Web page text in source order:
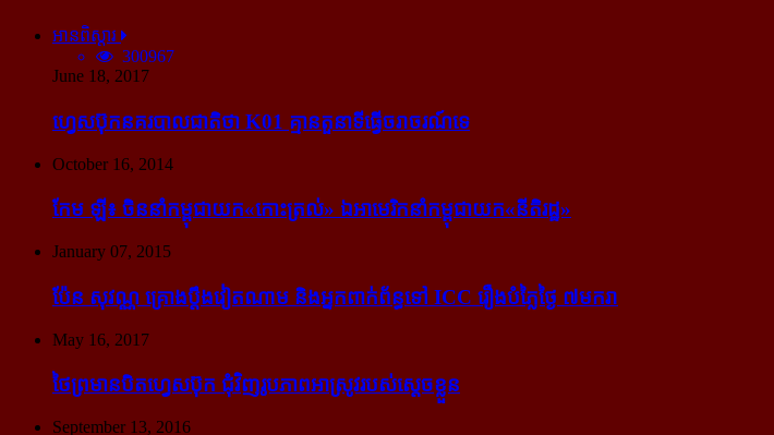
អានពិស្ដារ
300967
June 18, 2017
ហ្វេសប៊ុក​នគរបាល​ជាតិ​ថា K01 គ្មាន​តួនាទី​ធ្វើ​ចរាចរណ៍​ទេ
October 16, 2014
កែម ឡី៖ ចិន​នាំ​កម្ពុជា​យក​«កោះ​ត្រល់» ឯ​អាមេរិក​នាំ​កម្ពុជា​យក​«នីតិរដ្ឋ»
January 07, 2015
ប៉ែន សុវណ្ណ គ្រោង​ប្តឹង​វៀតណាម និង​អ្នក​ពាក់​ព័ន្ធ​ទៅ ICC រឿង​បំភ្លៃ​ថ្ងៃ ៧​មករា
May 16, 2017
ថៃ​ព្រមាន​បិត​ហ្វេសប៊ុក ជុំ​វិញ​រូបភាព​អាស្រូវ​របស់​ស្ដេច​ខ្លួន
September 13, 2016